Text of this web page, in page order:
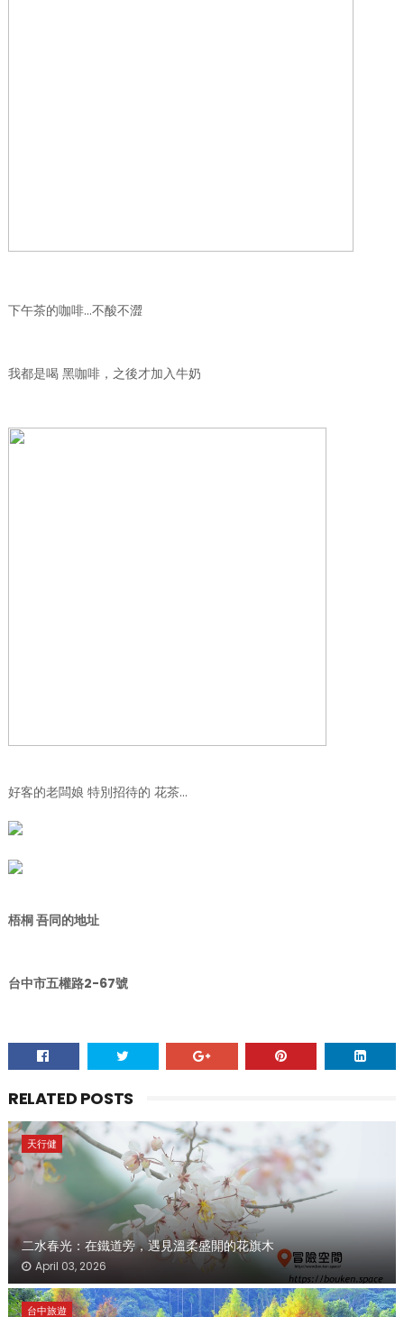
下午茶的咖啡…不酸不澀
我都是喝 黑咖啡，之後才加入牛奶
好客的老闆娘 特別招待的 花茶…
梧桐 吾同的地址
台中市五權路2-67號
RELATED POSTS
天行健
二水春光：在鐵道旁，遇見溫柔盛開的花旗木
April 03, 2026
台中旅遊